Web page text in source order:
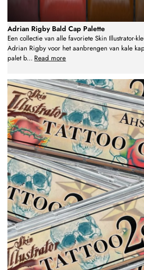
Adrian Rigby Bald Cap Palette
Een collectie van alle favoriete Skin Illustrator-
Adrian Rigby voor het aanbrengen van kale
palet b... Read more